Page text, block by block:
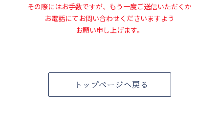
その際にはお手数ですが、もう一度ご送信いただくか
お電話にてお問い合わせくださいますよう
お願い申し上げます。
トップページへ戻る